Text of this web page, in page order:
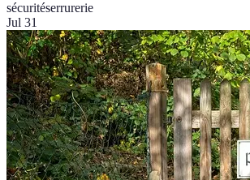
sécuritéserrurerie
Jul 31